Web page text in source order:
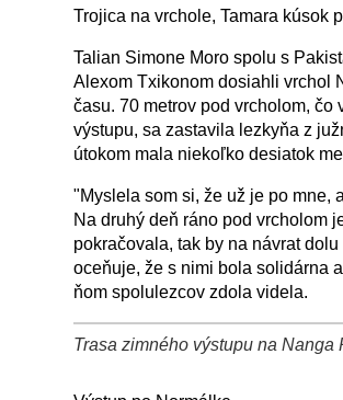
Trojica na vrchole, Tamara kúsok
Talian Simone Moro spolu s
Alexom Txikonom dosiahli vrchol
času. 70 metrov pod vrcholom,
výstupu, sa zastavila lezkyňa z
útokom mala niekoľko desiatok
"Myslela som si, že už je po mne,
Na druhý deň ráno pod vrcholom
pokračovala, tak by na návrat
oceňuje, že s nimi bola solidárna
ňom spolulezcov zdola videla.
Trasa zimného výstupu na Nanga